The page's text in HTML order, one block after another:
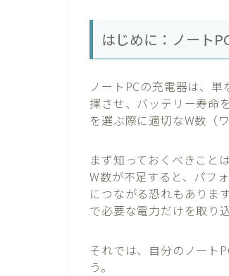
はじめに：ノート
ノートPCの充電器は、
揮させ、バッテリー寿命
を選ぶ際に適切なW数（
まず知っておくべきこと
W数が不足すると、パフ
につながる恐れもありま
で必要な電力だけを取り
それでは、自分のノート
う。